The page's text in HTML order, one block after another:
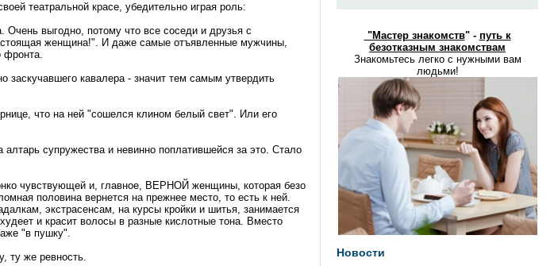
театральной красе, убедительно играя роль:
Очень выгодно, потому что все соседи и друзья с
женщина!". И даже самые отъявленные мужчины,
фронта.
заскучавшего кавалера - значит тем самым утвердить
что на ней "сошелся клином белый свет". Или его
супружества и невинно поплатившейся за это. Стало
чувствующей и, главное, ВЕРНОЙ женщины, которая безо
половина вернется на прежнее место, то есть к ней.
экстрасенсам, на курсы кройки и шитья, занимается
и красит волосы в разные кислотные тона. Вместо
"в пушку".
ту же ревность.
"Мастер знакомств" - путь к
безотказным знакомствам
Знакомьтесь легко с нужными вам
людьми!
Новости